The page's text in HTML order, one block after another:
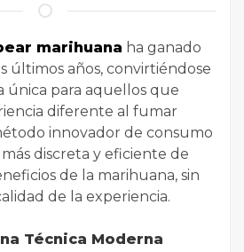
marihuana ha ganado
últimos años, convirtiéndose
única para aquellos que
diferente al fumar
innovador de consumo
discreta y eficiente de
de la marihuana, sin
de la experiencia.
Técnica Moderna